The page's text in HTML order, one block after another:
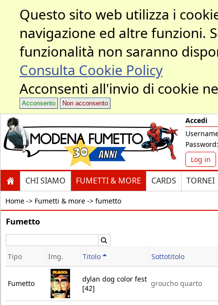
Questo sito web utilizza i
navigazione ed altre funzioni.
funzionalità non saranno
Consulta Cookie Policy
Acconsenti all'invio di cookie
Acconsento Non acconsento
Accedi
Password:
Log in
CHI SIAMO FUMETTI & MORE CARDS TORNEI
Home -> Fumetti & more -> fumetto
Fumetto
Tipo Img. Titolo Sottotitolo
Fumetto
dylan dog color fest
[42]
groucho quarto